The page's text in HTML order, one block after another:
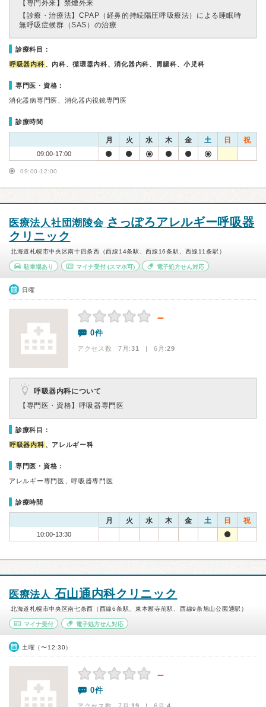
【専門外来】 禁煙外来
【診療・治療法】 CPAP（経鼻的持続陽圧呼吸療法）による睡眠時
無呼吸症候群（SAS）の治療
診療科目：
呼吸器内科 、内科、循環器内科、消化器内科、胃腸科、小児科
専門医・資格：
消化器病専門医、消化器内視鏡専門医
診療時間
月 火 水 木 金 土 日 祝
09:00-17:00
09:00-12:00
医療法人社団潮陵会 さっぽろアレルギー呼吸器
クリニック
北海道札幌市中央区南十四条西（西線14条駅、西線16条駅、西線11条駅）
駐車場あり マイナ受付(スマホ可) 電子処方せん対応
日曜
－
0件
アクセス数 7月:31 | 6月:29
呼吸器内科について
【専門医・資格】 呼吸器専門医
診療科目：
呼吸器内科 、アレルギー科
専門医・資格：
アレルギー専門医、呼吸器専門医
診療時間
月 火 水 木 金 土 日 祝
10:00-13:30
医療法人 石山通内科クリニック
北海道札幌市中央区南七条西（西線6条駅、東本願寺前駅、西線9条旭山公園通駅）
マイナ受付 電子処方せん対応
土曜（〜12:30）
－
0件